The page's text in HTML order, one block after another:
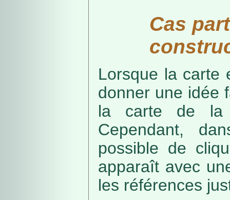
Cas
Lorsque la carte
donner une idée
la carte de la
Cependant,
possible de
apparaît avec
les références